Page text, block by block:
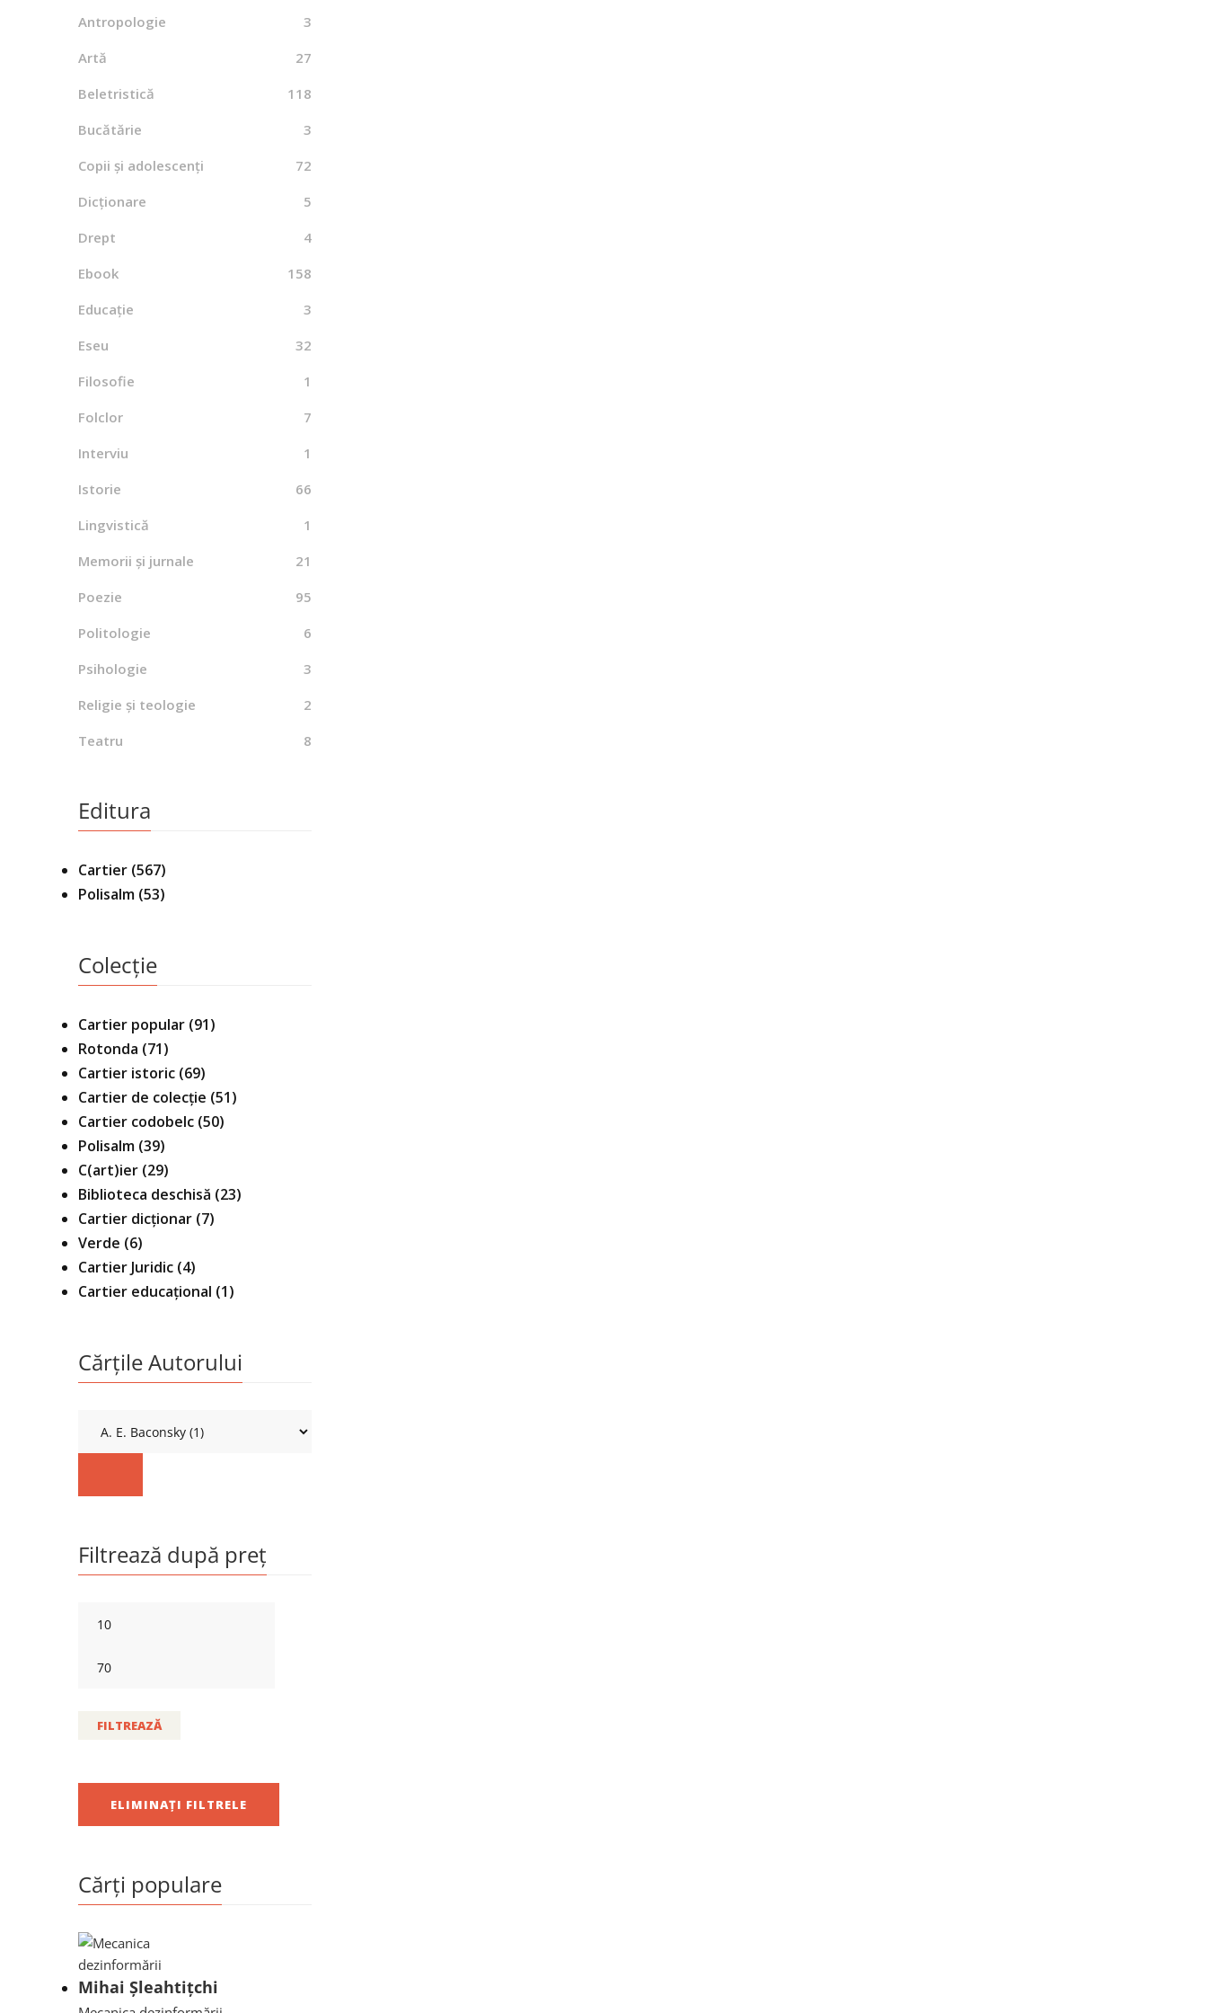
Antropologie
3
Artă
27
Beletristică
118
Bucătărie
3
Copii și adolescenți
72
Dicționare
5
Drept
4
Ebook
158
Educație
3
Eseu
32
Filosofie
1
Folclor
7
Interviu
1
Istorie
66
Lingvistică
1
Memorii și jurnale
21
Poezie
95
Politologie
6
Psihologie
3
Religie și teologie
2
Teatru
8
Editura
Cartier (567)
Polisalm (53)
Colecție
Cartier popular (91)
Rotonda (71)
Cartier istoric (69)
Cartier de colecție (51)
Cartier codobelc (50)
Polisalm (39)
C(art)ier (29)
Biblioteca deschisă (23)
Cartier dicționar (7)
Verde (6)
Cartier Juridic (4)
Cartier educațional (1)
Cărțile Autorului
Filtrează după preț
FILTREAZĂ
ELIMINAȚI FILTRELE
Cărți populare
Mihai Șleahtițchi